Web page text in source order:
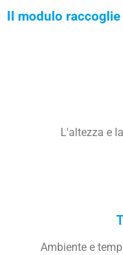
Il modulo
L'altezza e
Ambiente e